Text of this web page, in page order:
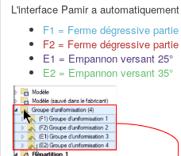
L'interface Pamir a
F1 = Ferme dégressive
F2 = Ferme dégressive
E1 = Empannon versant 25°
E2 = Empannon versant 35°